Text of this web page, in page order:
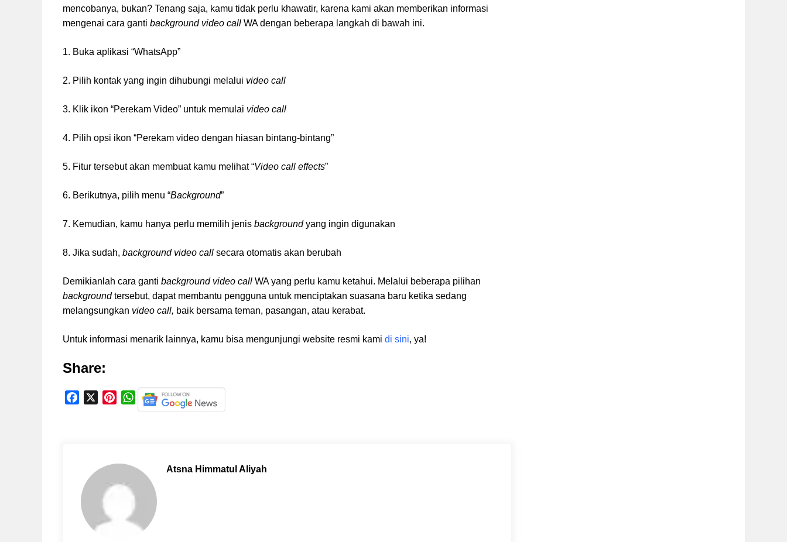
mencobanya, bukan? Tenang saja, kamu tidak perlu khawatir, karena kami akan memberikan informasi
mengenai cara ganti background video call WA dengan beberapa langkah di bawah ini.
1. Buka aplikasi “WhatsApp”
2. Pilih kontak yang ingin dihubungi melalui video call
3. Klik ikon “Perekam Video” untuk memulai video call
4. Pilih opsi ikon “Perekam video dengan hiasan bintang-bintang”
5. Fitur tersebut akan membuat kamu melihat “Video call effects”
6. Berikutnya, pilih menu “Background”
7. Kemudian, kamu hanya perlu memilih jenis background yang ingin digunakan
8. Jika sudah, background video call secara otomatis akan berubah
Demikianlah cara ganti background video call WA yang perlu kamu ketahui. Melalui beberapa pilihan
background tersebut, dapat membantu pengguna untuk menciptakan suasana baru ketika sedang
melangsungkan video call, baik bersama teman, pasangan, atau kerabat.
Untuk informasi menarik lainnya, kamu bisa mengunjungi website resmi kami di sini, ya!
Share:
k
e
W
h
A
Atsna Himmatul Aliyah